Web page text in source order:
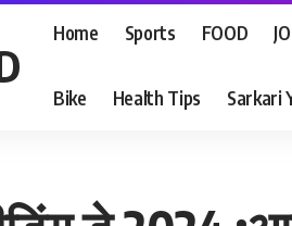
Home Sports FOOD
Bike Health Tips Sarkari